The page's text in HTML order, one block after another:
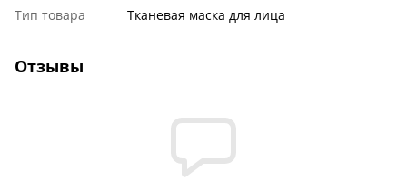
Тип товара
Тканевая маска для лица
Отзывы